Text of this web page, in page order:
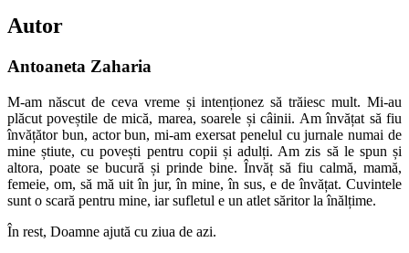
Autor
Antoaneta Zaharia
M-am născut de ceva vreme și intenționez să trăiesc mult. Mi-au
plăcut poveștile de mică, marea, soarele și câinii. Am învățat să fiu
învățător bun, actor bun, mi-am exersat penelul cu jurnale numai de
mine știute, cu povești pentru copii și adulți. Am zis să le spun și
altora, poate se bucură și prinde bine. Învăț să fiu calmă, mamă,
femeie, om, să mă uit în jur, în mine, în sus, e de învățat. Cuvintele
sunt o scară pentru mine, iar sufletul e un atlet săritor la înălțime.
În rest, Doamne ajută cu ziua de azi.